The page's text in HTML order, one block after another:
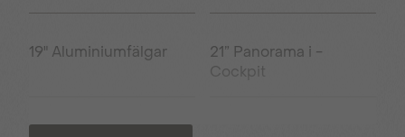
19" Aluminiumfälgar
21” Panorama i -
Cockpit